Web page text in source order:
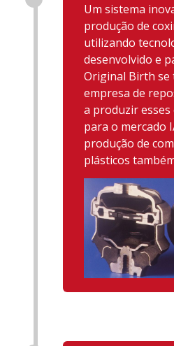
Um sistema
produção de
utilizando
desenvolvido e
Original Birth
empresa de
a produzir
para o mercado
produção de
plásticos